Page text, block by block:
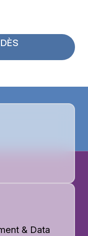
& Data